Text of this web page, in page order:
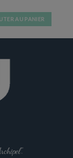
AU PANIER